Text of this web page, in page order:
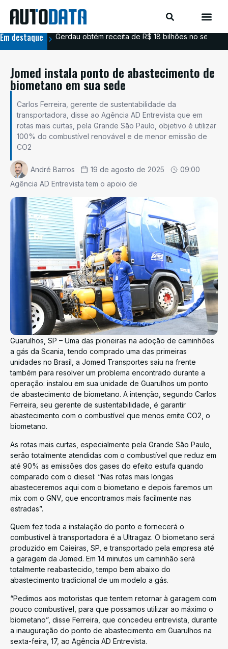
Em destaque Gerdau obtém receita de R$ 18 bilhões no
Jomed instala ponto de abastecimento de
biometano em sua sede
Carlos Ferreira, gerente de sustentabilidade da
transportadora, disse ao Agência AD Entrevista que em
rotas mais curtas, pela Grande São Paulo, objetivo é utilizar
100% do combustível renovável e de menor emissão de
CO2
André Barros 19 de agosto de 2025
09:00
Agência AD Entrevista tem o apoio de
Guarulhos, SP – Uma das pioneiras na adoção de caminhões
a gás da Scania, tendo comprado uma das primeiras
unidades no Brasil, a Jomed Transportes saiu na frente
também para resolver um problema encontrado durante a
operação: instalou em sua unidade de Guarulhos um ponto
de abastecimento de biometano. A intenção, segundo Carlos
Ferreira, seu gerente de sustentabilidade, é garantir
abastecimento com o combustível que menos emite CO2, o
biometano.
As rotas mais curtas, especialmente pela Grande São Paulo,
serão totalmente atendidas com o combustível que reduz em
até 90% as emissões dos gases do efeito estufa quando
comparado com o diesel: “Nas rotas mais longas
abasteceremos aqui com o biometano e depois faremos um
mix com o GNV, que encontramos mais facilmente nas
estradas”.
Quem fez toda a instalação do ponto e fornecerá o
combustível à transportadora é a Ultragaz. O biometano será
produzido em Caieiras, SP, e transportado pela empresa até
a garagem da Jomed. Em 14 minutos um caminhão será
totalmente reabastecido, tempo bem abaixo do
abastecimento tradicional de um modelo a gás.
“Pedimos aos motoristas que tentem retornar à garagem com
pouco combustível, para que possamos utilizar ao máximo o
biometano”, disse Ferreira, que concedeu entrevista, durante
a inauguração do ponto de abastecimento em Guarulhos na
sexta-feira, 17, ao Agência AD Entrevista.